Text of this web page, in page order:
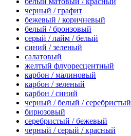
черный / графит
бежевый / коричневый
белый / бронзовый
серый / лайм / белый
синий / зеленый
салатовый
желтый флуоресцентный
карбон / малиновый
карбон / зеленый
карбон / синий
черный / белый / серебристый
бирюзовый
серебристый / бежевый
черный / серый / красный